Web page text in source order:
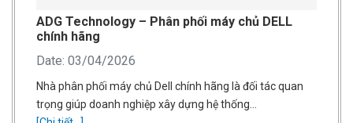
ADG Technology – Phân phối máy chủ DELL
chính hãng
Date: 03/04/2026
Nhà phân phối máy chủ Dell chính hãng là đối tác quan
trọng giúp doanh nghiệp xây dựng hệ thống…